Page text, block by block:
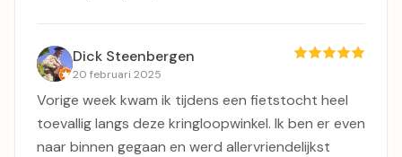
Dick Steenbergen
20 februari 2025
Vorige week kwam ik tijdens een fietstocht heel
toevallig langs deze kringloopwinkel. Ik ben er even
naar binnen gegaan en werd allervriendelijkst